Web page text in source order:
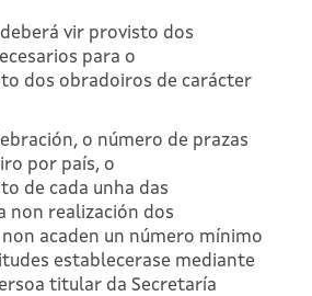
vir provisto dos
para o
dos obradoiros de carácter
o número de prazas
por país, o
de cada unha das
non realización dos
acaden un número mínimo
establecerase mediante
titular da Secretaría